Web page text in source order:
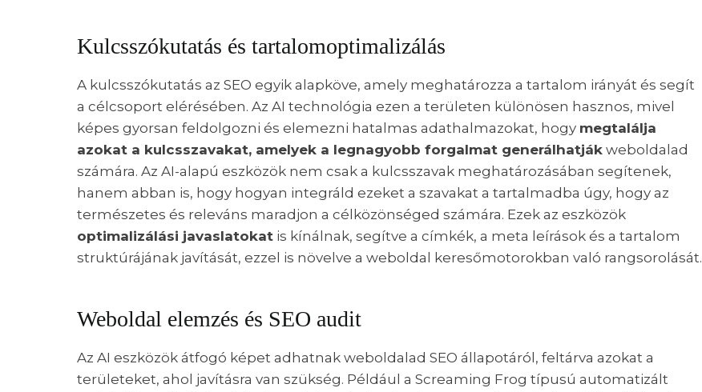
Kulcsszókutatás és tartalomoptimalizálás
A kulcsszókutatás az SEO egyik alapköve, amely meghatározza a tartalom irányát és segít
a célcsoport elérésében. Az AI technológia ezen a területen különösen hasznos, mivel
képes gyorsan feldolgozni és elemezni hatalmas adathalmazokat, hogy megtalálja
azokat a kulcsszavakat, amelyek a legnagyobb forgalmat generálhatják weboldalad
számára. Az AI-alapú eszközök nem csak a kulcsszavak meghatározásában segítenek,
hanem abban is, hogy hogyan integráld ezeket a szavakat a tartalmadba úgy, hogy az
természetes és releváns maradjon a célközönséged számára. Ezek az eszközök
optimalizálási javaslatokat is kínálnak, segítve a címkék, a meta leírások és a tartalom
struktúrájának javítását, ezzel is növelve a weboldal keresőmotorokban való rangsorolását.
Weboldal elemzés és SEO audit
Az AI eszközök átfogó képet adhatnak weboldalad SEO állapotáról, feltárva azokat a
területeket, ahol javításra van szükség. Például a Screaming Frog típusú automatizált